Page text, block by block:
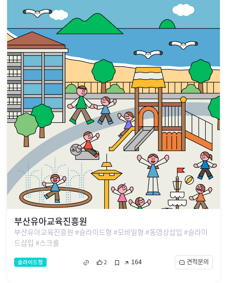
부산유아교육진흥원
부산유아교육진흥원 #슬라이드형 #모바일형 #동영상삽입 #슬라이
드삽입 #스크롤
슬라이드형 2 164 견적문의